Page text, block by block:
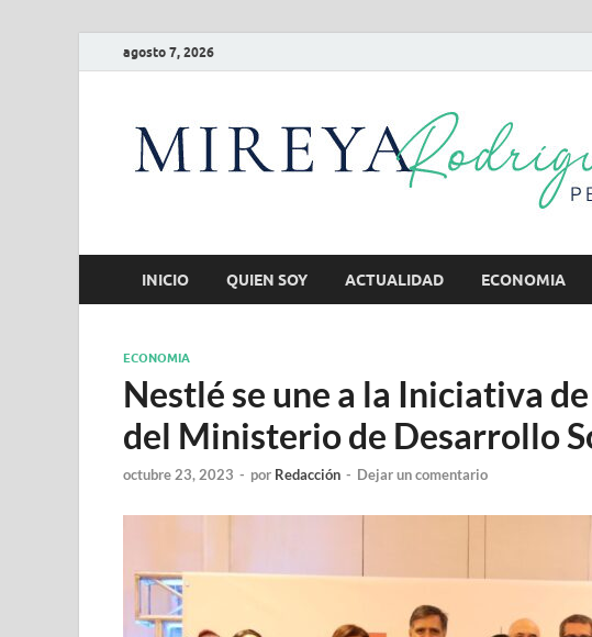
agosto 7, 2026
INICIO QUIEN SOY ACTUALIDAD ECONOMIA
ECONOMIA
Nestlé se une a la Iniciativa
del Ministerio de Desarrollo
octubre 23, 2023 - por Redacción - Dejar un comentario